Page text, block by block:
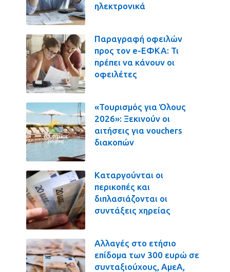
ηλεκτρονικά
Παραγραφή οφειλών
προς τον e-ΕΦΚΑ: Τι
πρέπει να κάνουν οι
οφειλέτες
«Τουρισμός για Όλους
2026»: Ξεκινούν οι
αιτήσεις για vouchers
διακοπών
Καταργούνται οι
περικοπές και
διπλασιάζονται οι
συντάξεις χηρείας
Αλλαγές στο ετήσιο
επίδομα των 300 ευρώ σε
συνταξιούχους, ΑμεΑ,